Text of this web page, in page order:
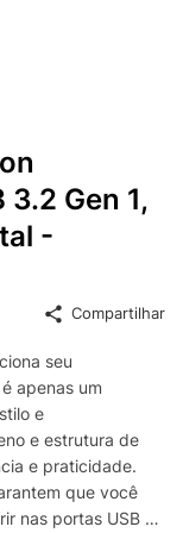
Gen 1,
-
Compartilhar
seu
apenas um
e
e estrutura de
e praticidade.
que você
nas portas USB do